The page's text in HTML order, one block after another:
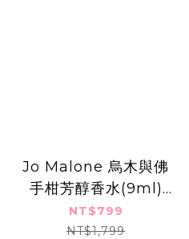
Jo Malone 烏木與佛
手柑芳醇香水(9ml)
黑瓶-國際航空版
NT$799
NT$1,799